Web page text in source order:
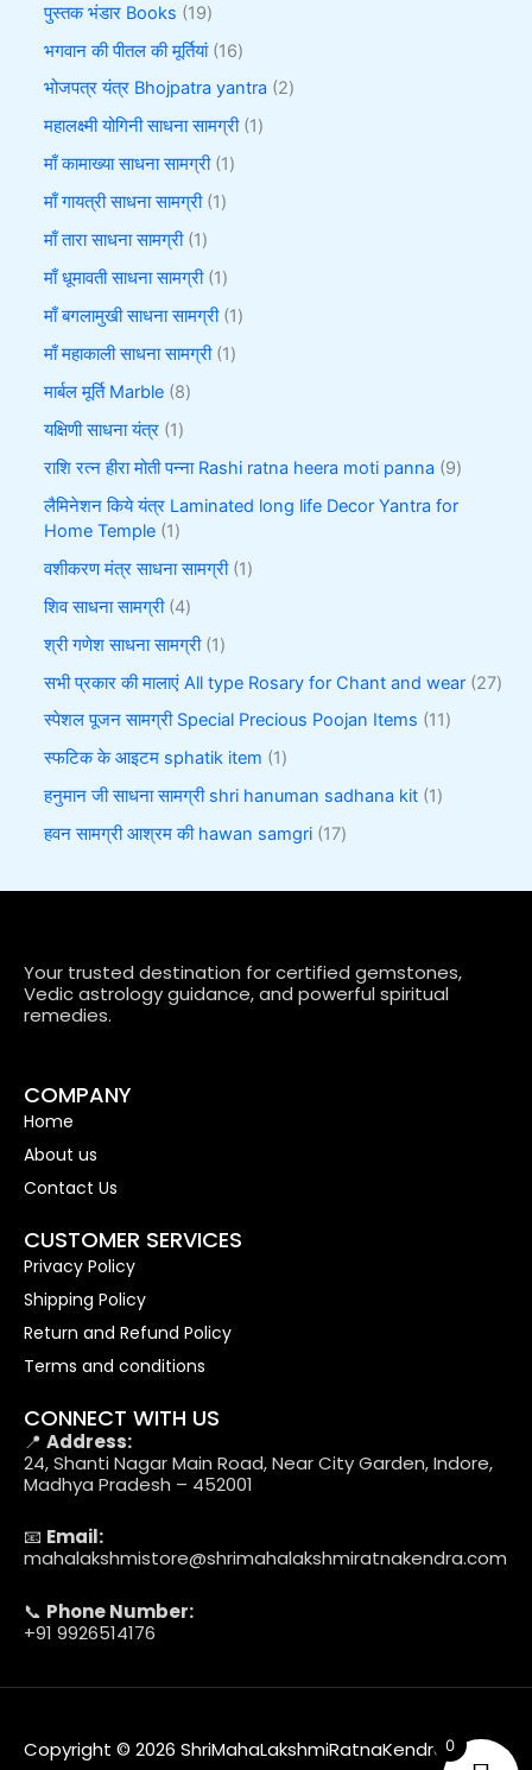
पुस्तक भंडार Books 19
भगवान की पीतल की मूर्तियां 16
भोजपत्र यंत्र Bhojpatra yantra 2
महालक्ष्मी योगिनी साधना सामग्री 1
माँ कामाख्या साधना सामग्री 1
माँ गायत्री साधना सामग्री 1
माँ तारा साधना सामग्री 1
माँ धूमावती साधना सामग्री 1
माँ बगलामुखी साधना सामग्री 1
माँ महाकाली साधना सामग्री 1
मार्बल मूर्ति Marble 8
यक्षिणी साधना यंत्र 1
राशि रत्न हीरा मोती पन्ना Rashi ratna heera moti panna 9
लैमिनेशन किये यंत्र Laminated long life Decor Yantra for
Home Temple 1
वशीकरण मंत्र साधना सामग्री 1
शिव साधना सामग्री 4
श्री गणेश साधना सामग्री 1
सभी प्रकार की मालाएं All type Rosary for Chant and wear 27
स्पेशल पूजन सामग्री Special Precious Poojan Items 11
स्फटिक के आइटम sphatik item 1
हनुमान जी साधना सामग्री shri hanuman sadhana kit 1
हवन सामग्री आश्रम की hawan samgri 17
Your trusted destination for certified gemstones,
Vedic astrology guidance, and powerful spiritual
remedies.
COMPANY
Home
About us
Contact Us
CUSTOMER SERVICES
Privacy Policy
Shipping Policy
Return and Refund Policy
Terms and conditions
CONNECT WITH US
📍 Address:
24, Shanti Nagar Main Road, Near City Garden, Indore,
Madhya Pradesh – 452001
📧 Email:
mahalakshmistore@shrimahalakshmiratnakendra.com
📞 Phone Number:
+91 9926514176
Copyright © 2026 ShriMahaLakshmiRatnaKendra 0